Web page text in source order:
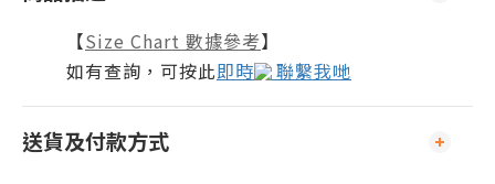
【Size Chart 數據參考】
如有查詢，可按此即時 聯繫我哋
送貨及付款方式